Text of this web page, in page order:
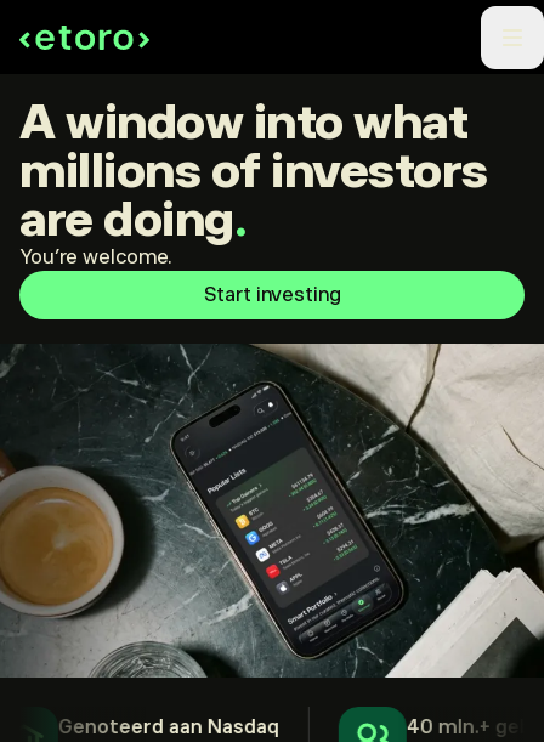
A window into what
millions of investors
are doing.
You're welcome.
Start investing
Genoteerd aan Nasdaq
40 mln.+